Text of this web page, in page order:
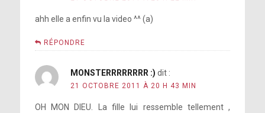
ahh elle a enfin vu la video ^^ (a)
RÉPONDRE
MONSTERRRRRRRR :) dit :
21 OCTOBRE 2011 À 20 H 43 MIN
OH MON DIEU. La fille lui ressemble tellement ,